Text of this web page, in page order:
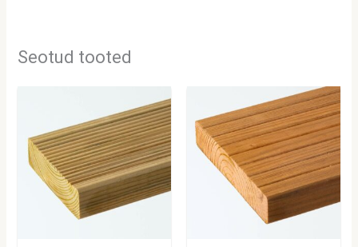
Seotud tooted